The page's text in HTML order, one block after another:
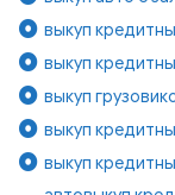
выкуп
выкуп
выкуп
выкуп
выкуп